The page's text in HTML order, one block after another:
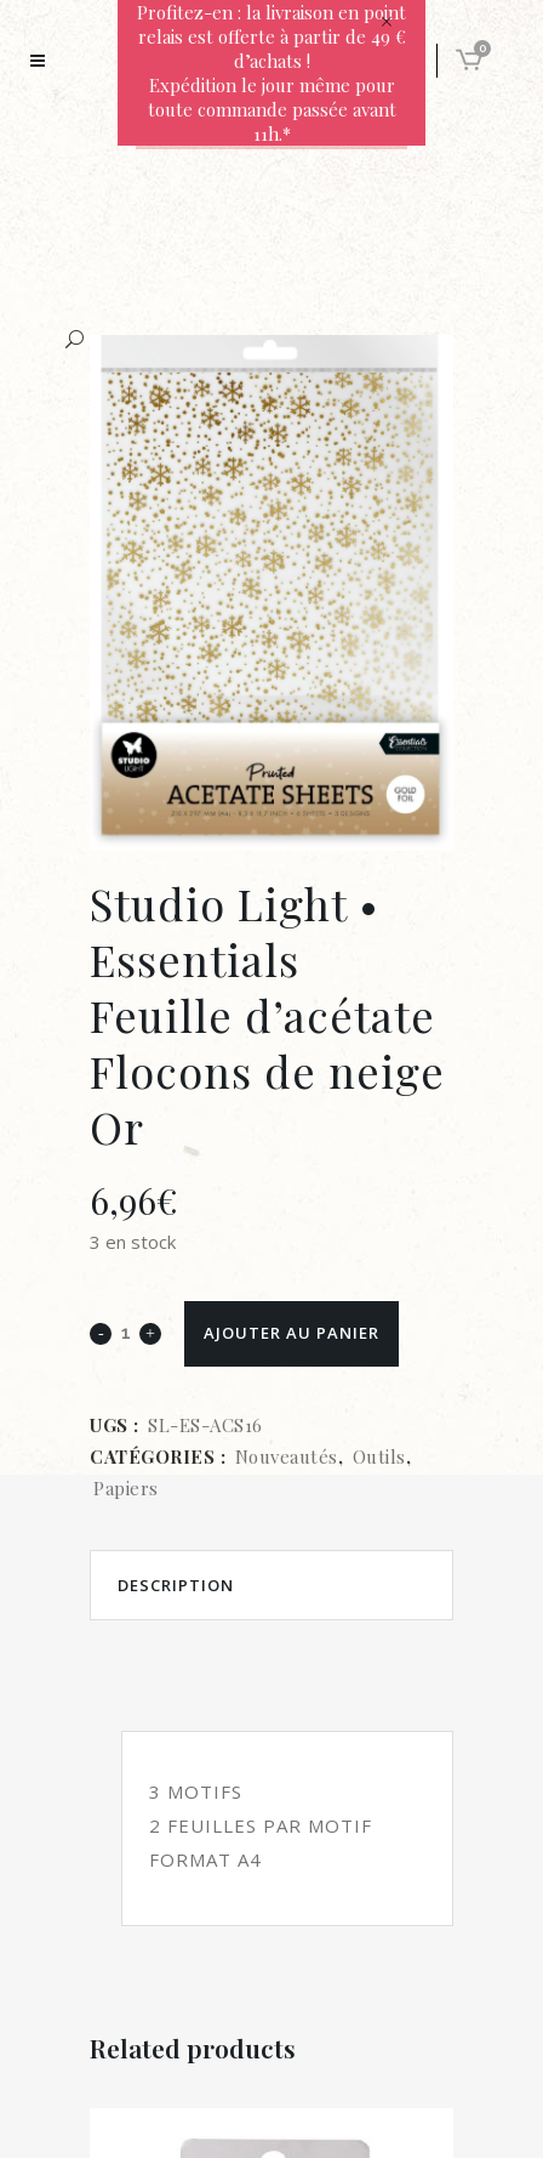
0
Studio Light •
Essentials
Feuille d’acétate
Flocons de neige
Or
6,96€
3 en stock
Studio
•
Essentials
d'acétate
Flocons
AJOUTER AU PANIER
UGS : SL-ES-ACS16
CATÉGORIES : Nouveautés, Outils,
Papiers
DESCRIPTION
3 MOTIFS
2 FEUILLES PAR MOTIF
FORMAT A4
Related products
Profitez-en : la livraison en point
relais est offerte à partir de 49 €
d’achats !
Expédition le jour même pour
toute commande passée avant
11h.*